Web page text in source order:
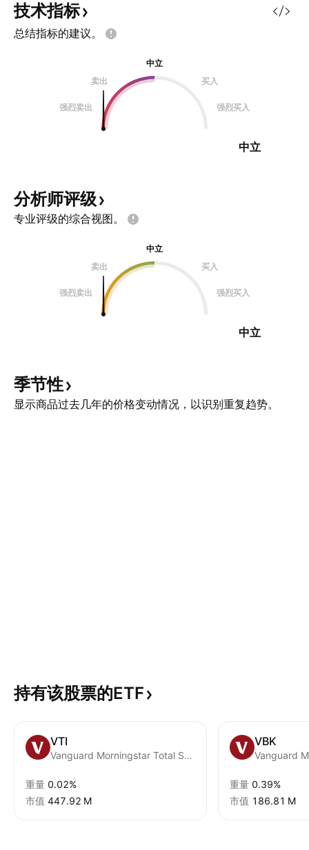
技术指标
总结指标的建议。
中立
卖出
买入
强烈卖出 强烈买入
中立
分析师评级
专业评级的综合视图。
中立
卖出
买入
强烈卖出 强烈买入
中立
季节性
显示商品过去几年的价格变动情况，以识别重复趋势。
持有该股票的ETF
VTI
Vanguard Morningstar Total Stock Market ETF
重量 0.02%
市值 ‪447.92 M‬
VBK
重量 0.39%
市值 ‪186.81 M‬